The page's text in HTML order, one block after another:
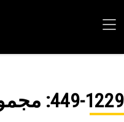
449-
: